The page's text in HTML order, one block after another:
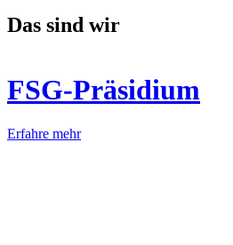
Das sind wir
FSG-Präsidium
Erfahre mehr